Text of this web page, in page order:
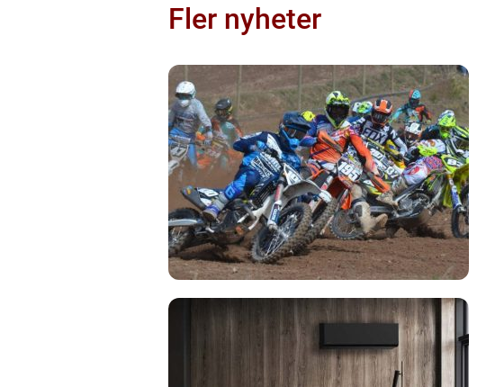
Fler nyheter